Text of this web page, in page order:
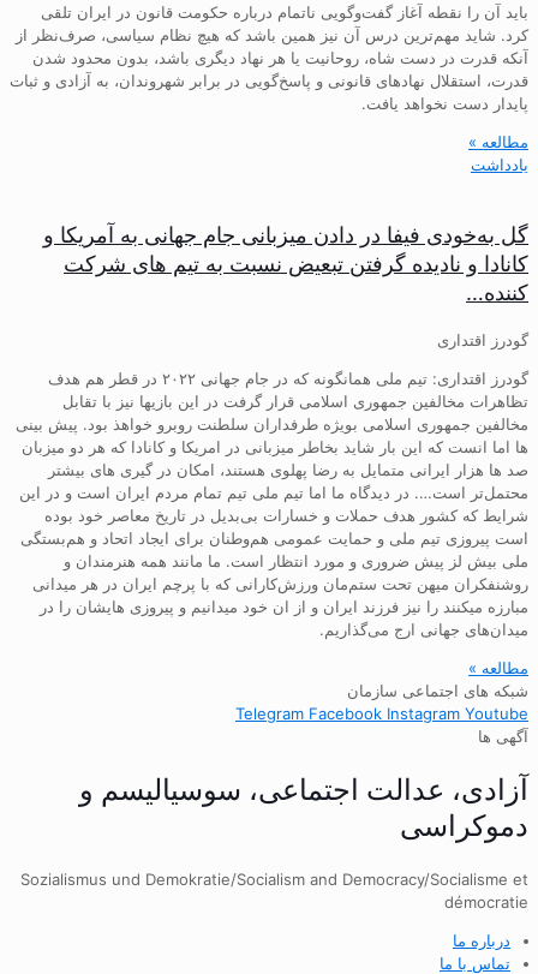
باید آن را نقطه آغاز گفت‌وگویی ناتمام درباره حکومت قانون در ایران تلقی
کرد. شاید مهم‌ترین درس آن نیز همین باشد که هیچ نظام سیاسی، صرف‌نظر از
آنکه قدرت در دست شاه، روحانیت یا هر نهاد دیگری باشد، بدون محدود شدن
قدرت، استقلال نهادهای قانونی و پاسخ‌گویی در برابر شهروندان، به آزادی و ثبات
پایدار دست نخواهد یافت.
مطالعه »
یادداشت
گل به‌خودی فیفا در دادن میزبانی جام جهانی به آمریکا و
کانادا و نادیده گرفتن تبعیض نسبت به تیم های شرکت
کننده…
گودرز اقتداری
گودرز اقتداری: تیم ملی همانگونه که در جام جهانی ۲۰۲۲ در قطر هم هدف
تظاهرات مخالفین جمهوری اسلامی قرار گرفت در این بازیها نیز با تقابل
مخالفین جمهوری اسلامی بویژه طرفداران سلطنت روبرو خواهذ بود. پیش بینی
ها اما انست که این بار شاید بخاطر میزبانی در امریکا و کانادا که هر دو میزبان
صد ها هزار ایرانی متمایل به رضا پهلوی هستند، امکان در گیری های بیشتر
محتمل‌تر است…. در دیدگاه ما اما تیم ملی تیم تمام مردم ایران است و در این
شرایط که کشور هدف حملات و خسارات بی‌بدیل در تاریخ معاصر خود بوده
است پیروزی تیم ملی و حمایت عمومی هم‌وطنان برای ایجاد اتحاد و هم‌بستگی
ملی بیش لز پیش ضروری و مورد انتظار است. ما مانند همه هنرمندان و
روشنفکران میهن تحت ستم‌مان ورزش‌کارانی که با پرچم ایران در هر میدانی
مبارزه میکنند را نیز فرزند ایران و از ان خود میدانیم و پیروزی هایشان را در
میدان‌های جهانی ارج می‌گذاریم.
مطالعه »
شبکه های اجتماعی سازمان
Telegram Facebook Instagram Youtube
آگهی ها
آزادی، عدالت اجتماعی، سوسیالیسم و
دموکراسی
Sozialismus und Demokratie/Socialism and Democracy/Socialisme et
démocratie
درباره ما
تماس با ما